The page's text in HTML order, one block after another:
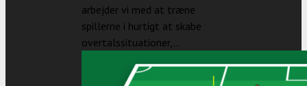
arbejder vi med at træne
spillerne i hurtigt at skabe
overtalssituationer,...